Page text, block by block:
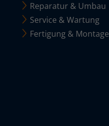
Reparatur & Umbau
Service & Wartung
Fertigung & Montage